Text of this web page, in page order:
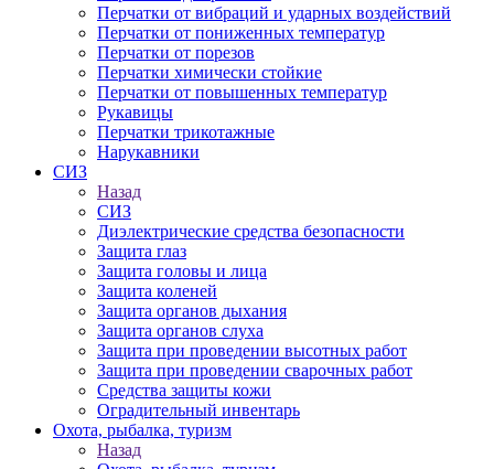
Перчатки от вибраций и ударных воздействий
Перчатки от пониженных температур
Перчатки от порезов
Перчатки химически стойкие
Перчатки от повышенных температур
Рукавицы
Перчатки трикотажные
Нарукавники
СИЗ
Назад
СИЗ
Диэлектрические средства безопасности
Защита глаз
Защита головы и лица
Защита коленей
Защита органов дыхания
Защита органов слуха
Защита при проведении высотных работ
Защита при проведении сварочных работ
Средства защиты кожи
Оградительный инвентарь
Охота, рыбалка, туризм
Назад